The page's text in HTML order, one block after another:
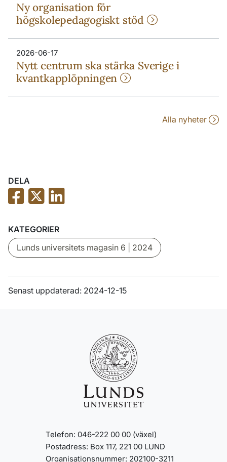
Ny organisation för
högskolepedagogiskt stöd
2026-06-17
Nytt centrum ska stärka Sverige i
kvantkapplöpningen
Alla nyheter
DELA
KATEGORIER
Lunds universitets magasin 6 | 2024
Senast uppdaterad: 2024-12-15
Telefon: 046-222 00 00 (växel)
Postadress: Box 117, 221 00 LUND
Organisationsnummer: 202100-3211